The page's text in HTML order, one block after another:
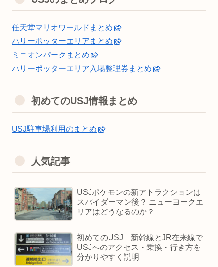
任天堂マリオワールドまとめ
ハリーポッターエリアまとめ
ミニオンパークまとめ
ハリーポッターエリア入場整理券まとめ
初めてのUSJ情報まとめ
USJ駐車場利用のまとめ
人気記事
USJポケモンの新アトラクションは
スパイダーマン後？ ニューヨークエ
リアはどうなるのか？
初めてのUSJ！新幹線とJR在来線で
USJへのアクセス・乗換・行き方を
分かりやすく説明